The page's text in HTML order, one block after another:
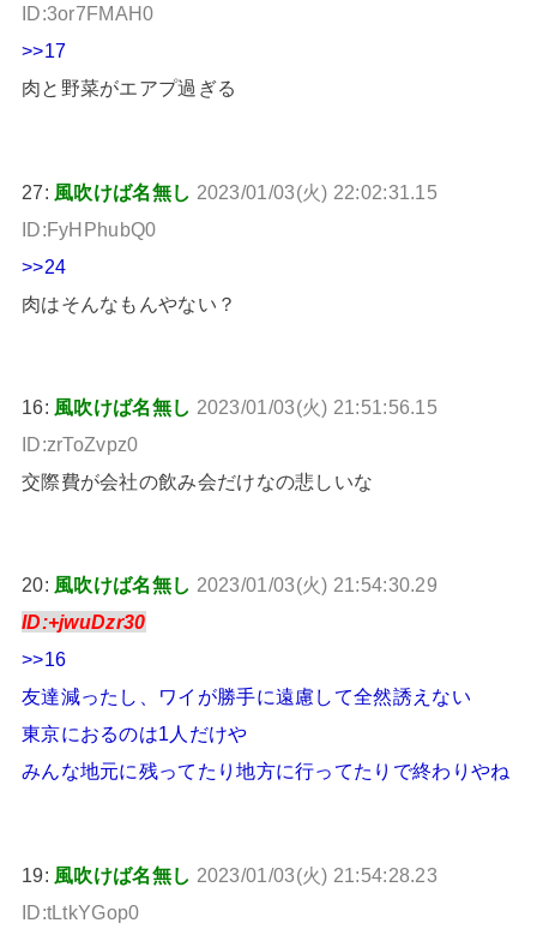
ID:3or7FMAH0
>>17
肉と野菜がエアプ過ぎる
27: 風吹けば名無し 2023/01/03(火) 22:02:31.15
ID:FyHPhubQ0
>>24
肉はそんなもんやない？
16: 風吹けば名無し 2023/01/03(火) 21:51:56.15
ID:zrToZvpz0
交際費が会社の飲み会だけなの悲しいな
20: 風吹けば名無し 2023/01/03(火) 21:54:30.29
ID:+jwuDzr30
>>16
友達減ったし、ワイが勝手に遠慮して全然誘えない
東京におるのは1人だけや
みんな地元に残ってたり地方に行ってたりで終わりやね
19: 風吹けば名無し 2023/01/03(火) 21:54:28.23
ID:tLtkYGop0